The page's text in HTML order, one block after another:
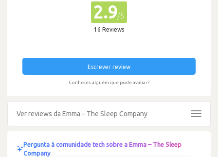
2.9/5
16 Reviews
Escrever review
Conheces alguém que pode avaliar?
Ver reviews da Emma – The Sleep Company
Toggle
Pergunta à comunidade tech sobre a Emma – The Sleep
Company